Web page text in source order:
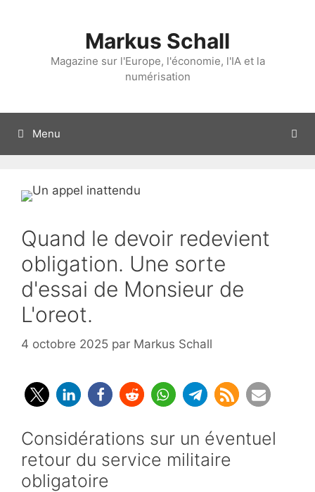
Markus Schall
Magazine sur l'Europe, l'économie, l'IA et la
numérisation
Menu
Quand le devoir redevient
obligation. Une sorte
d'essai de Monsieur de
L'oreot.
4 octobre 2025 par Markus Schall
Considérations sur un éventuel
retour du service militaire
obligatoire